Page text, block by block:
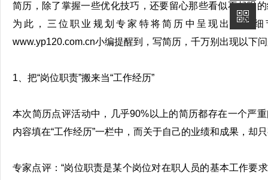
简历，除了掌握一些优化技巧，还要留心那些看似不起眼
为此，三位职业规划专家特将简历中呈现出来的
www.yp120.com.cn小编提醒到，写简历，千万别出现以下
1、把“岗位职责”搬来当“工作经历”
本次简历点评活动中，几乎90%以上的简历都存在一个严
内容填在“工作经历”一栏中，而关于自己的业绩和成果，却
专家点评：“岗位职责是某个岗位对在职人员的基本工作要